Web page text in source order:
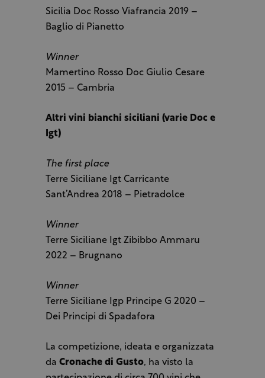
Sicilia Doc Rosso Viafrancia 2019 –
Baglio di Pianetto
Winner
Mamertino Rosso Doc Giulio Cesare
2015 – Cambria
Altri vini bianchi siciliani (varie Doc e
Igt)
The first place
Terre Siciliane Igt Carricante
Sant’Andrea 2018 – Pietradolce
Winner
Terre Siciliane Igt Zibibbo Ammaru
2022 – Brugnano
Winner
Terre Siciliane Igp Principe G 2020 –
Dei Principi di Spadafora
La competizione, ideata e organizzata
da Cronache di Gusto, ha visto la